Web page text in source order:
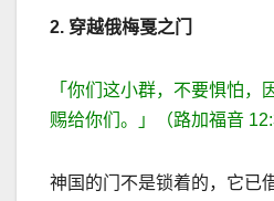
2. 穿越俄梅戛之门
「你们这小群，不要惧怕，
赐给你们。」（路加福音
神国的门不是锁着的，它已